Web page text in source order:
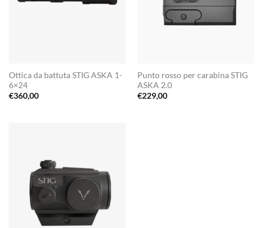
Ottica da battuta STIG ASKA 1-
6×24
€360,00
Punto rosso per carabina STIG
ASKA 2.0
€229,00